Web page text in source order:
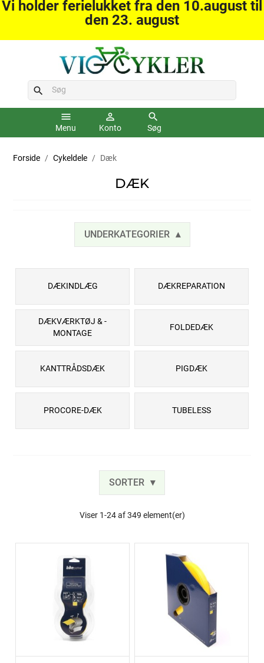
Vi holder ferielukket fra den 10.august til
den 23. august
search
menu
Menu
person_outline
Konto
search
Søg
Forside Cykeldele Dæk
DÆK
UNDERKATEGORIER
DÆKINDLÆG DÆKREPARATION
DÆKVÆRKTØJ & -
MONTAGE
FOLDEDÆK
KANTTRÅDSDÆK PIGDÆK
PROCORE-DÆK TUBELESS
SORTER
Viser 1-24 af 349 element(er)